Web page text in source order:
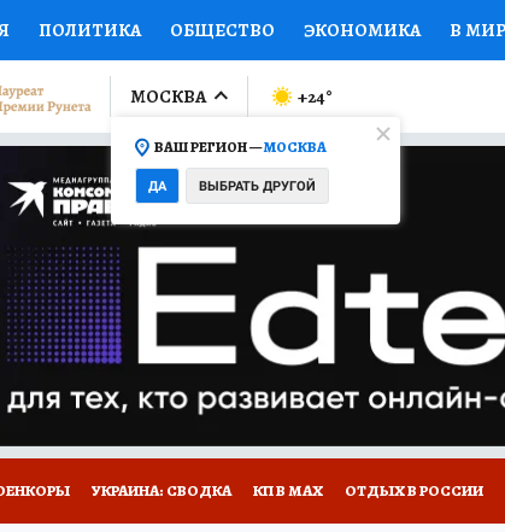
ПОЛИТИКА ОБЩЕСТВО ЭКОНОМИКА В
КОЛУМНИСТЫ ПРОИСШЕСТВИЯ
ОТКРЫВАЕМ МИР Я ЗНАЮ СЕМЬЯ
СПОРТ ПРОМОКОДЫ СЕРИАЛЫ
ТЕЛЕВИЗОР КОЛЛЕКЦИИ КОНКУРСЫ
НОВОЕ НА САЙТЕ
МОСКВА
ВАШ РЕГИОН —МОСКВА
ДА ВЫБРАТЬ ДРУГОЙ
+24°
УКРАИНА: СВОДКА КП В МАХ ОТДЫХ В РОССИИ